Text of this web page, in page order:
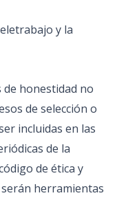
y la
de honestidad no
de selección o
incluidas en las
de la
de ética y
herramientas